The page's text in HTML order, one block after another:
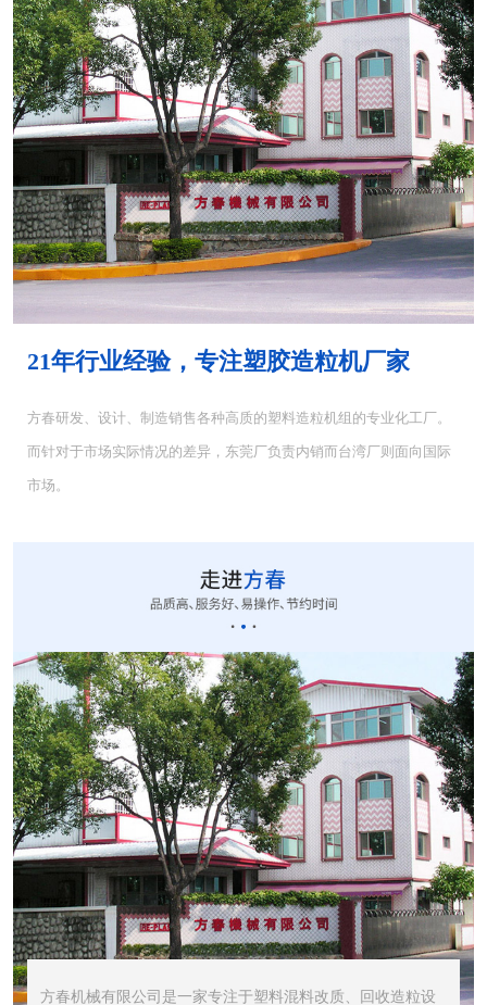
MH-1000立式混... MH-2000塑料混...
MH-4000塑胶混... MH-6000塑料混...
CUT-5塑料切粒机...
CUT-20立式切粒...
STR1000振动筛... STR600震动筛<...
21年行业经验，专注塑胶造粒机厂家
方春研发、设计、制造销售各种高质的塑料造粒机组的专业化工厂。
而针对于市场实际情况的差异，东莞厂负责内销而台湾厂则面向国际
市场。
方春机械有限公司是一家专注于塑料混料改质、回收造粒设